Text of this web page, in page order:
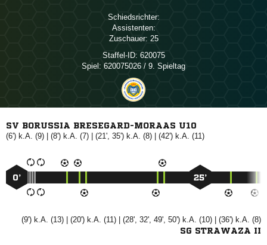
Schiedsrichter:
Assistenten:
Zuschauer: 25
Staffel-ID: 620075
Spiel: 620075026 / 9. Spieltag
SV BORUSSIA BRESEGARD-MORAAS U10
(6') k.A. (9) | (8') k.A. (7) | (21', 35') k.A. (8) | (42') k.A. (11)
0’ 25’
(9') k.A. (13) | (20') k.A. (11) | (28', 32', 49', 50') k.A. (10) | (36') k.A. (8)
SG STRAWAZA II